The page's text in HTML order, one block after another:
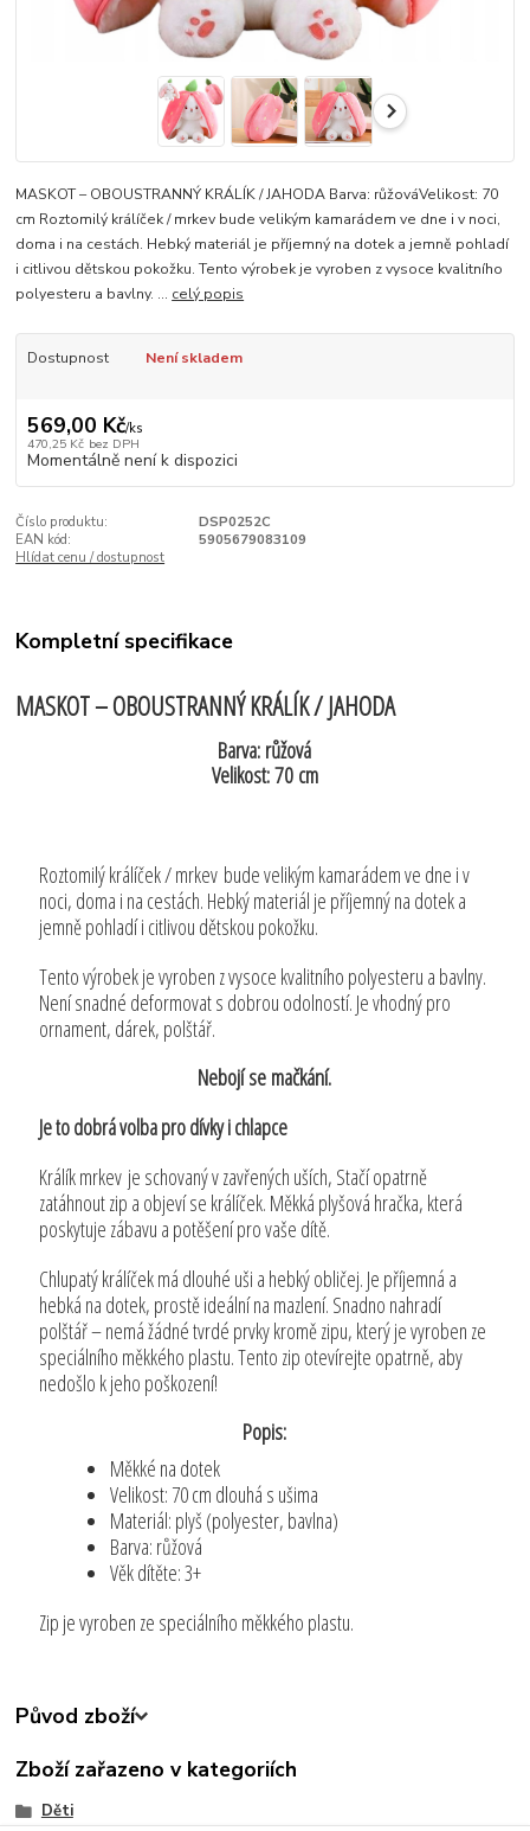
MASKOT – OBOUSTRANNÝ KRÁLÍK / JAHODA Barva: růžováVelikost: 70
cm Roztomilý králíček / mrkev bude velikým kamarádem ve dne i v noci,
doma i na cestách. Hebký materiál je příjemný na dotek a jemně pohladí
i citlivou dětskou pokožku. Tento výrobek je vyroben z vysoce kvalitního
polyesteru a bavlny. ... celý popis
Dostupnost Není skladem
569,00 Kč/ks
470,25 Kč bez DPH
Momentálně není k dispozici
Číslo produktu:
DSP0252C
EAN kód:
5905679083109
Hlídat cenu / dostupnost
Kompletní specifikace
MASKOT – OBOUSTRANNÝ KRÁLÍK / JAHODA
Barva: růžová
Velikost: 70 cm
Roztomilý králíček / mrkev bude velikým kamarádem ve dne i v
noci, doma i na cestách. Hebký materiál je příjemný na dotek a
jemně pohladí i citlivou dětskou pokožku.
Tento výrobek je vyroben z vysoce kvalitního polyesteru a bavlny.
Není snadné deformovat s dobrou odolností. Je vhodný pro
ornament, dárek, polštář.
Nebojí se mačkání.
Je to dobrá volba pro dívky i chlapce
Králík mrkev je schovaný v zavřených uších, Stačí opatrně
zatáhnout zip a objeví se králíček. Měkká plyšová hračka, která
poskytuje zábavu a potěšení pro vaše dítě.
Chlupatý králíček má dlouhé uši a hebký obličej. Je příjemná a
hebká na dotek, prostě ideální na mazlení. Snadno nahradí
polštář – nemá žádné tvrdé prvky kromě zipu, který je vyroben ze
speciálního měkkého plastu. Tento zip otevírejte opatrně, aby
nedošlo k jeho poškození!
Popis:
Měkké na dotek
Velikost: 70 cm dlouhá s ušima
Materiál: plyš (polyester, bavlna)
Barva: růžová
Věk dítěte: 3+
Zip je vyroben ze speciálního měkkého plastu.
Původ zboží
Zboží zařazeno v kategoriích
Děti